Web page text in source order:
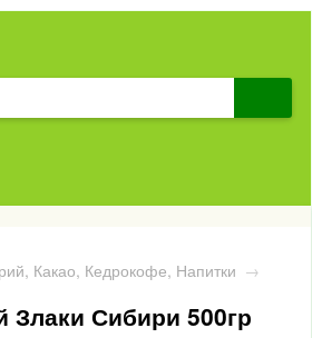
Какао, Кедрокофе, Напитки →
Сибири 500гр